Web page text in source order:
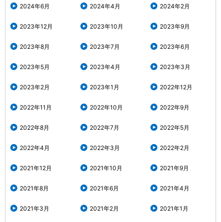
2024年6月 2024年4月 2024年2月
2023年12月 2023年10月 2023年9月
2023年8月 2023年7月 2023年6月
2023年5月 2023年4月 2023年3月
2023年2月 2023年1月 2022年12月
2022年11月 2022年10月 2022年9月
2022年8月 2022年7月 2022年5月
2022年4月 2022年3月 2022年2月
2021年12月 2021年10月 2021年9月
2021年8月 2021年6月 2021年4月
2021年3月 2021年2月 2021年1月